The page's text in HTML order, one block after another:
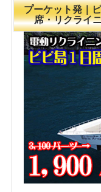
プーケット発｜
席・リクライ